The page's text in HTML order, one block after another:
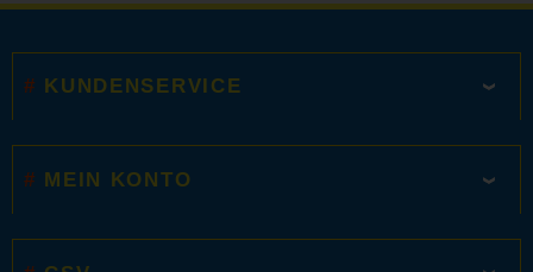
KUNDENSERVICE
MEIN KONTO